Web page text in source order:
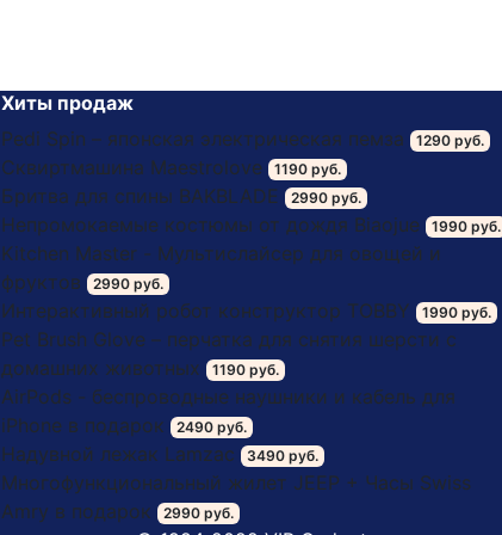
Хиты продаж
Pedi Spin – японская электрическая пемза
1290 руб.
Сквиртмашина Maestrolove 1190 руб.
Бритва для спины BAKBLADE 2990 руб.
Непромокаемые костюмы от дождя Biaojue 1990 руб.
Kitchen Master - Мультислайсер для овощей и
фруктов
2990 руб.
Интерактивный робот конструктор TOBBY 1990 руб.
Pet Brush Glove – перчатка для снятия шерсти с
домашних животных
1190 руб.
AirPods - беспроводные наушники и кабель для
iPhone в подарок
2490 руб.
Надувной лежак Lamzac 3490 руб.
Многофункциональный жилет JEEP + Часы Swiss
Amry в подарок
2990 руб.